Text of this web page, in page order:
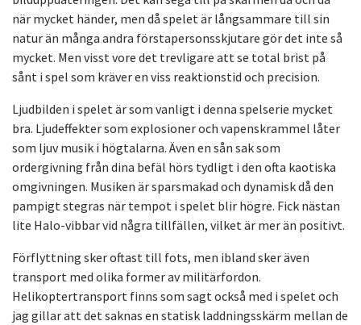
när mycket händer, men då spelet är långsammare till sin
natur än många andra förstapersonsskjutare gör det inte så
mycket. Men visst vore det trevligare att se total brist på
sånt i spel som kräver en viss reaktionstid och precision.
Ljudbilden i spelet är som vanligt i denna spelserie mycket
bra. Ljudeffekter som explosioner och vapenskrammel låter
som ljuv musik i högtalarna. Även en sån sak som
ordergivning från dina befäl hörs tydligt i den ofta kaotiska
omgivningen. Musiken är sparsmakad och dynamisk då den
pampigt stegras när tempot i spelet blir högre. Fick nästan
lite Halo-vibbar vid några tillfällen, vilket är mer än positivt.
Förflyttning sker oftast till fots, men ibland sker även
transport med olika former av militärfordon.
Helikoptertransport finns som sagt också med i spelet och
jag gillar att det saknas en statisk laddningsskärm mellan de